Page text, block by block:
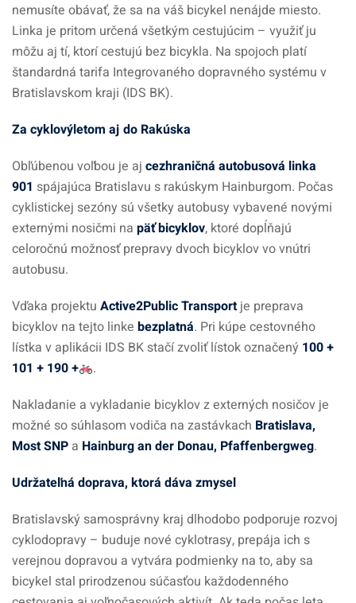
nemusíte obávať, že sa na váš bicykel nenájde miesto.
Linka je pritom určená všetkým cestujúcim – využiť ju
môžu aj tí, ktorí cestujú bez bicykla. Na spojoch platí
štandardná tarifa Integrovaného dopravného systému v
Bratislavskom kraji (IDS BK).
Za cyklovýletom aj do Rakúska
Obľúbenou voľbou je aj cezhraničná autobusová linka
901 spájajúca Bratislavu s rakúskym Hainburgom. Počas
cyklistickej sezóny sú všetky autobusy vybavené novými
externými nosičmi na päť bicyklov, ktoré dopĺňajú
celoročnú možnosť prepravy dvoch bicyklov vo vnútri
autobusu.
Vďaka projektu Active2Public Transportje preprava
bicyklov na tejto linke bezplatná. Pri kúpe cestovného
lístka v aplikácii IDS BK stačí zvoliť lístok označený 100 +
101 + 190 +
.
Nakladanie a vykladanie bicyklov z externých nosičov je
možné so súhlasom vodiča na zastávkach Bratislava,
Most SNP a Hainburg an der Donau, Pfaffenbergweg.
Udržateľná doprava, ktorá dáva zmysel
Bratislavský samosprávny kraj dlhodobo podporuje rozvoj
cyklodopravy – buduje nové cyklotrasy, prepája ich s
verejnou dopravou a vytvára podmienky na to, aby sa
bicykel stal prirodzenou súčasťou každodenného